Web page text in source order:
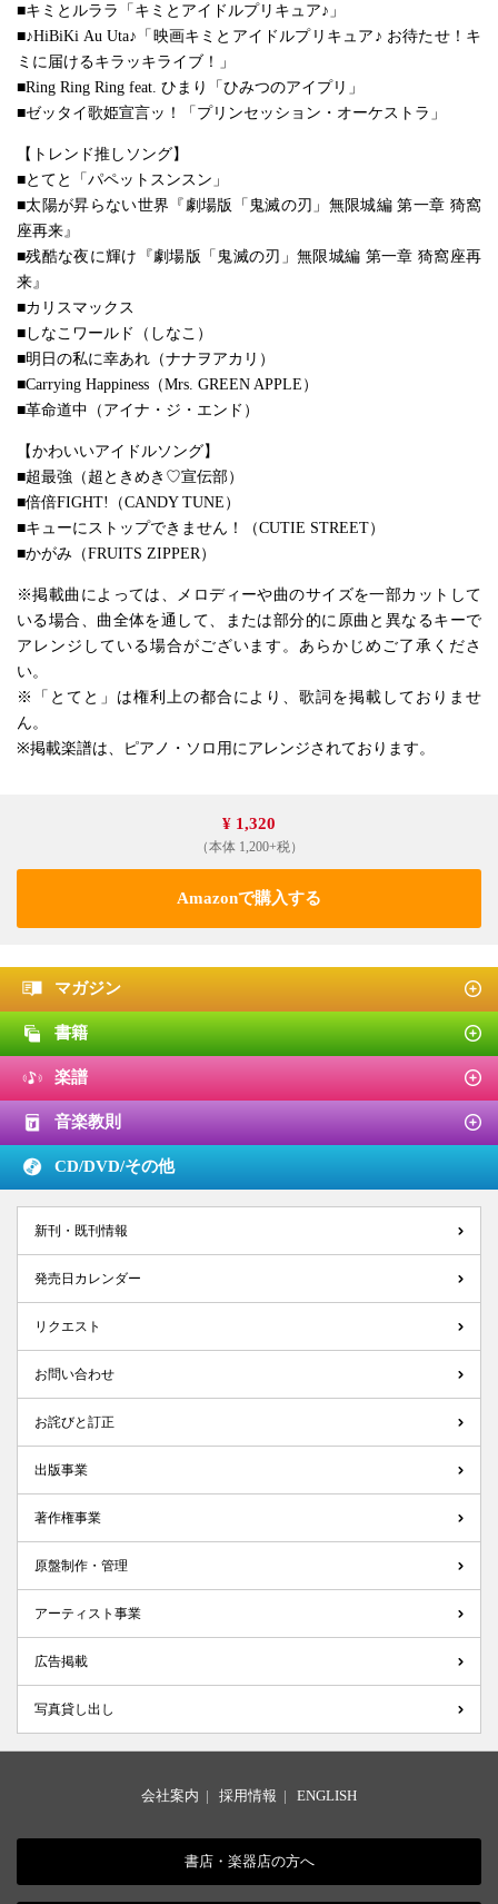
■キミとルララ「キミとアイドルプリキュア♪」
■♪HiBiKi Au Uta♪「映画キミとアイドルプリキュア♪ お待たせ！キ
ミに届けるキラッキライブ！」
■Ring Ring Ring feat. ひまり「ひみつのアイプリ」
■ゼッタイ歌姫宣言ッ！「プリンセッション・オーケストラ」
【トレンド推しソング】
■とてと「パペットスンスン」
■太陽が昇らない世界『劇場版「鬼滅の刃」無限城編 第一章 猗窩
座再来』
■残酷な夜に輝け『劇場版「鬼滅の刃」無限城編 第一章 猗窩座再
来』
■カリスマックス
■しなこワールド（しなこ）
■明日の私に幸あれ（ナナヲアカリ）
■Carrying Happiness（Mrs. GREEN APPLE）
■革命道中（アイナ・ジ・エンド）
【かわいいアイドルソング】
■超最強（超ときめき♡宣伝部）
■倍倍FIGHT!（CANDY TUNE）
■キューにストップできません！（CUTIE STREET）
■かがみ（FRUITS ZIPPER）
※掲載曲によっては、メロディーや曲のサイズを一部カットして
いる場合、曲全体を通して、または部分的に原曲と異なるキーで
アレンジしている場合がございます。あらかじめご了承くださ
い。
※「とてと」は権利上の都合により、歌詞を掲載しておりませ
ん。
※掲載楽譜は、ピアノ・ソロ用にアレンジされております。
¥ 1,320
（本体 1,200+税）
Amazonで購入する
マガジン
書籍
楽譜
音楽教則
CD/DVD/その他
新刊・既刊情報
発売日カレンダー
リクエスト
お問い合わせ
お詫びと訂正
出版事業
著作権事業
原盤制作・管理
アーティスト事業
広告掲載
写真貸し出し
会社案内 | 採用情報 | ENGLISH
書店・楽器店の方へ